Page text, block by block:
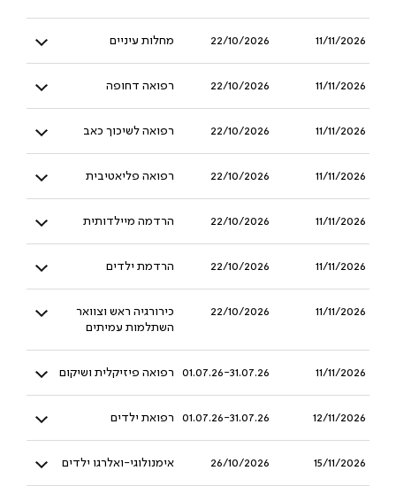
11/11/2026
22/10/2026 מחלות עיניים
11/11/2026
22/10/2026 רפואה דחופה
11/11/2026
22/10/2026 רפואה לשיכוך כאב
11/11/2026
22/10/2026 רפואה פליאטיבית
11/11/2026
22/10/2026 הרדמה מיילדותית
11/11/2026
22/10/2026 הרדמת ילדים
11/11/2026
22/10/2026
כירורגיה ראש וצוואר
השתלמות עמיתים
11/11/2026
01.07.26-31.07.26 רפואה פיזיקלית ושיקום
12/11/2026
01.07.26-31.07.26 רפואת ילדים
15/11/2026
26/10/2026 אימנולוגי-ואלרגו ילדים